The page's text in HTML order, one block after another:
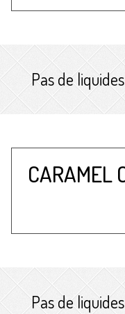
Pas de
CARAMEL
Pas de